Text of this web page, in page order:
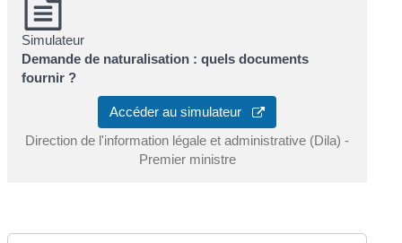
Simulateur
Demande de naturalisation : quels documents
fournir ?
Accéder au simulateur
Direction de l'information légale et administrative (Dila) -
Premier ministre